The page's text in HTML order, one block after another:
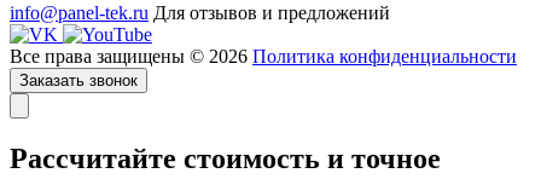
info@panel-tek.ru Для отзывов и предложений
Все права защищены © 2026 Политика конфиденциальности
Заказать звонок
Рассчитайте стоимость и точное